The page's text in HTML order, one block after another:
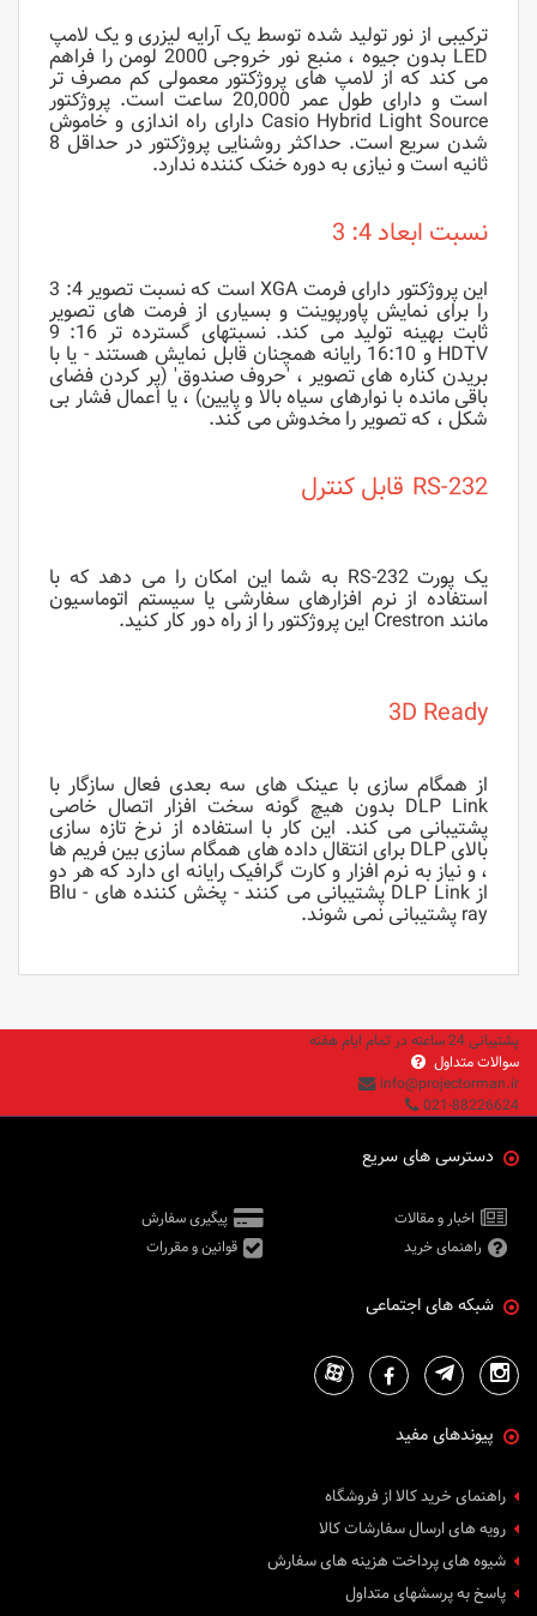
ترکیبی از نور تولید شده توسط یک آرایه لیزری و یک لامپ
LED بدون جیوه ، منبع نور خروجی 2000 لومن را فراهم
می کند که از لامپ های پروژکتور معمولی کم مصرف تر
است و دارای طول عمر 20,000 ساعت است. پروژکتور
Casio Hybrid Light Source دارای راه اندازی و خاموش
شدن سریع است. حداکثر روشنایی پروژکتور در حداقل 8
ثانیه است و نیازی به دوره خنک کننده ندارد.
نسبت ابعاد 4: 3
این پروژکتور دارای فرمت XGA است که نسبت تصویر 4: 3
را برای نمایش پاورپوینت و بسیاری از فرمت های تصویر
ثابت بهینه تولید می کند. نسبتهای گسترده تر 16: 9
HDTV و 16:10 رایانه همچنان قابل نمایش هستند - یا با
بریدن کناره های تصویر ، 'حروف صندوق' (پر کردن فضای
باقی مانده با نوارهای سیاه بالا و پایین) ، یا اعمال فشار بی
شکل ، که تصویر را مخدوش می کند.
RS-232 قابل کنترل
یک پورت RS-232 به شما این امکان را می دهد که با
استفاده از نرم افزارهای سفارشی یا سیستم اتوماسیون
مانند Crestron این پروژکتور را از راه دور کار کنید.
3D Ready
از همگام سازی با عینک های سه بعدی فعال سازگار با
DLP Link بدون هیچ گونه سخت افزار اتصال خاصی
پشتیبانی می کند. این کار با استفاده از نرخ تازه سازی
بالای DLP برای انتقال داده های همگام سازی بین فریم ها
، و نیاز به نرم افزار و کارت گرافیک رایانه ای دارد که هر دو
از DLP Link پشتیبانی می کنند - پخش کننده های Blu -
ray پشتیبانی نمی شوند.
پشتیبانی 24 ساعته در تمام ایام هفته
سوالات متداول
info@projectorman.ir
021-88226624
دسترسی های سریع
اخبار و مقالات
پیگیری سفارش
راهنمای خرید
قوانین و مقررات
شبکه های اجتماعی
پیوندهای مفید
راهنمای خرید کالا از فروشگاه
رویه های ارسال سفارشات کالا
شیوه های پرداخت هزینه های سفارش
پاسخ به پرسشهای متداول